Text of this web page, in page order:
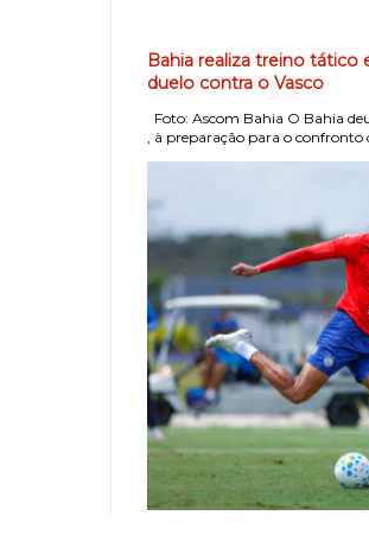
Bahia realiza treino tático
duelo contra o Vasco
Foto: Ascom Bahia O Bahia
, à preparação para o confronto